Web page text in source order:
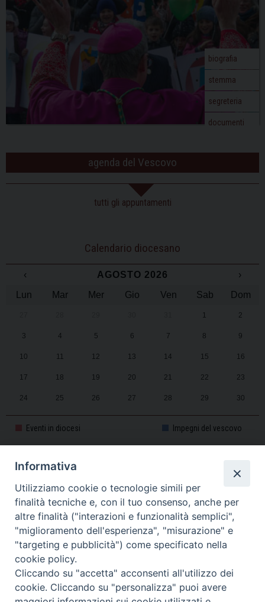
biografia
stemma
segreteria
documenti
agenda del Vescovo
tutti gli appuntamenti
Calendario diocesano
‹ AGOSTO 2026
›
Lun
Mar Mer Gio Ven Sab Dom
1 2
3 4 5 6 7 8 9
10 11 12 13 14 15 16
17 18 19 20 21 22 23
24 25 26 27 28 29 30
31 1 2 3 4 5 6
Eventi in diocesi Impegni del vescovo
CALENDARIO PASTORALE 2025-2026
Informativa
Utilizziamo cookie o tecnologie simili per
finalità tecniche e, con il tuo consenso, anche per
altre finalità ("interazioni e funzionalità semplici",
"miglioramento dell'esperienza", "misurazione" e
"targeting e pubblicità") come specificato nella
cookie policy.
Cliccando su "accetta" acconsenti all'utilizzo dei
cookie. Cliccando su "personalizza" puoi avere